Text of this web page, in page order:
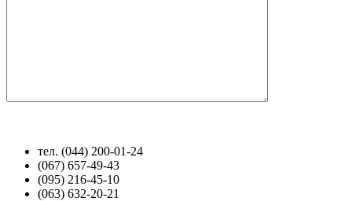
тел. (044) 200-01-24
(067) 657-49-43
(095) 216-45-10
(063) 632-20-21